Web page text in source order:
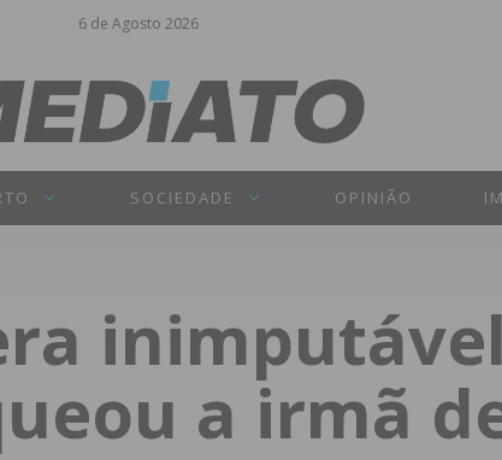
6 de Agosto 2026
SOCIEDADE OPINIÃO
a irmã